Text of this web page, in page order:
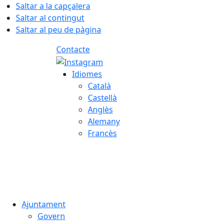
Saltar a la capçalera
Saltar al contingut
Saltar al peu de pàgina
Contacte
Idiomes
Català
Castellà
Anglès
Alemany
Francès
Ajuntament
Govern